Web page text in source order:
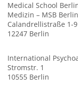
Medical School
Medizin – MSB Berlin
Calandrellistraße 1-9
12247 Berlin
International
Stromstr. 1
10555 Berlin